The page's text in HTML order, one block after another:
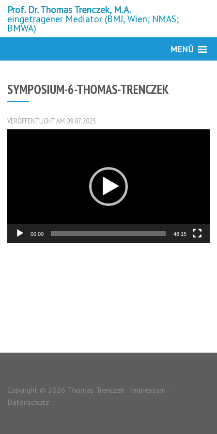
Prof. Dr. Thomas Trenczek, M.A.
eingetragener Mediator (BMJ, Wien; NMAS;
BMWA)
MENÜ
SYMPOSIUM-6-THOMAS-TRENCZEK
VERÖFFENTLICHT AM 09.07.2025
00:00 48:15
Copyright © 2026 Thomas Trenczek · Impressum ·
Datenschutz